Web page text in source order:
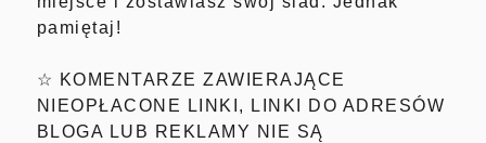
pamiętaj!
☆ KOMENTARZE ZAWIERAJĄCE
NIEOPŁACONE LINKI, LINKI DO ADRESÓW
BLOGA LUB REKLAMY NIE SĄ